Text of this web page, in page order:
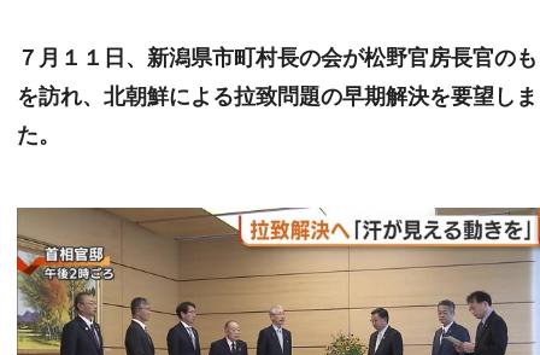
７月１１日、新潟県市町村長の会が松野官房長官の
を訪れ、北朝鮮による拉致問題の早期解決を要望し
た。